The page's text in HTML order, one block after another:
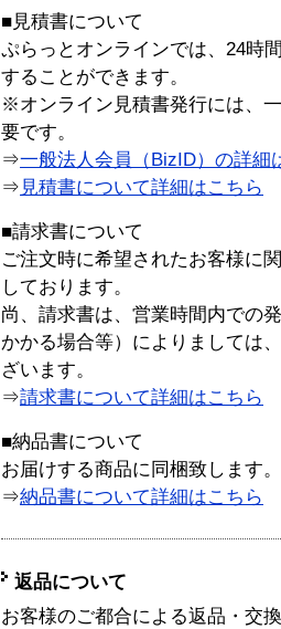
■見積書について
ぷらっとオンラインでは、24時
することができます。
※オンライン見積書発行には、
要です。
⇒一般法人会員（BizID）の詳細
⇒ 見積書について詳細はこちら
■請求書について
ご注文時に希望されたお客様に
しております。
尚、請求書は、営業時間内での
かかる場合等）によりましては
ざいます。
⇒請求書について詳細はこちら
■納品書について
お届けする商品に同梱致します。
⇒納品書について詳細はこちら
返品について
お客様のご都合による返品・交